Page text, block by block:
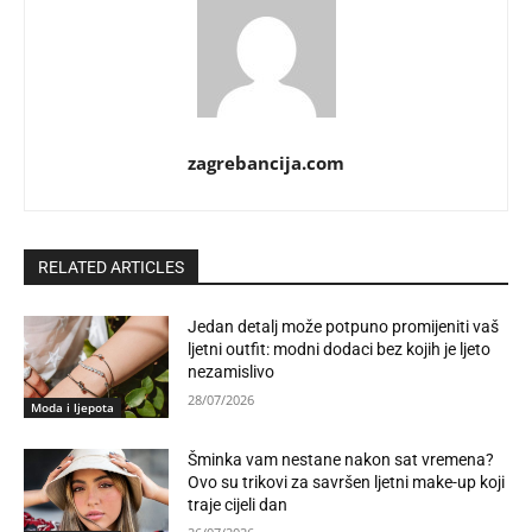
zagrebancija.com
RELATED ARTICLES
Moda i ljepota
Jedan detalj može potpuno promijeniti vaš
ljetni outfit: modni dodaci bez kojih je ljeto
nezamislivo
28/07/2026
Šminka vam nestane nakon sat vremena?
Ovo su trikovi za savršen ljetni make-up koji
traje cijeli dan